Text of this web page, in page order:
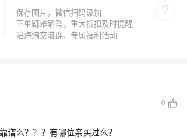
0
谱么？？？有哪位亲买过么？